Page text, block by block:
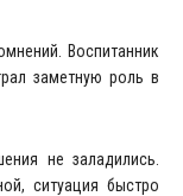
Воспитанник
заметную роль в
не заладились.
ситуация быстро